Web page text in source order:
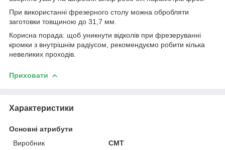
При використанні фрезерного столу можна обробляти
заготовки товщиною до 31,7 мм.
Корисна порада: щоб уникнути відколів при фрезеруванні
кромки з внутрішнім радіусом, рекомендуємо робити кілька
невеликих проходів.
Приховати
Характеристики
Основні атрибути
Виробник
СМТ